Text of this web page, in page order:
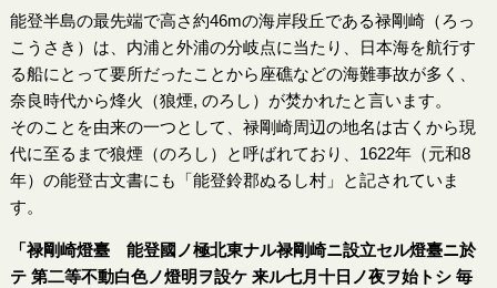
能登半島の最先端で高さ約46mの海岸段丘である禄剛崎（ろっ
こうさき）は、内浦と外浦の分岐点に当たり、日本海を航行す
る船にとって要所だったことから座礁などの海難事故が多く、
奈良時代から烽火（狼煙, のろし）が焚かれたと言います。
そのことを由来の一つとして、禄剛崎周辺の地名は古くから現
代に至るまで狼煙（のろし）と呼ばれており、1622年（元和8
年）の能登古文書にも「能登鈴郡ぬるし村」と記されていま
す。
「禄剛崎燈臺 能登國ノ極北東ナル禄剛崎ニ設立セル燈臺ニ於
テ 第二等不動白色ノ燈明ヲ設ケ 来ル七月十日ノ夜ヲ始トシ 毎